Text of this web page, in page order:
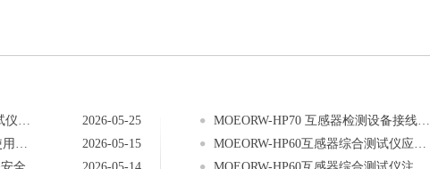
MOEORW-8330A 互感器综合测试仪安全注意事项
2026-05-25
MOEORW-HG01 互感器校验仪使用注意事项
2026-05-15
MOEORW-HP70 互感器检测设备接线方法
MOEORW-HP60互感器综合测试仪应用提示